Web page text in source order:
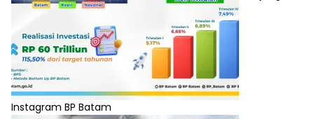
Instagram BP Batam